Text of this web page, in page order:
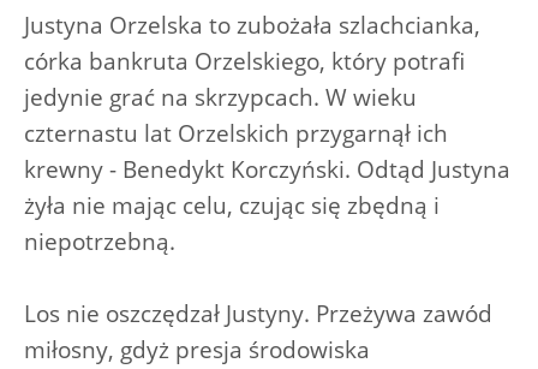
Justyna Orzelska to zubożała szlachcianka,
córka bankruta Orzelskiego, który potrafi
jedynie grać na skrzypcach. W wieku
czternastu lat Orzelskich przygarnął ich
krewny - Benedykt Korczyński. Odtąd Justyna
żyła nie mając celu, czując się zbędną i
niepotrzebną.
Los nie oszczędzał Justyny. Przeżywa zawód
miłosny, gdyż presja środowiska